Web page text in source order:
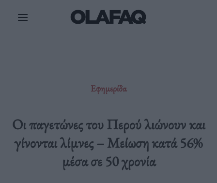
Εφημερίδα
Οι παγετώνες του Περού λιώνουν και
γίνονται λίμνες – Μείωση κατά 56%
μέσα σε 50 χρονία